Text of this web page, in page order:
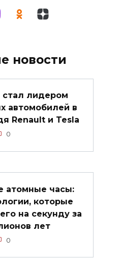
новости
стал лидером
автомобилей в
Renault и Tesla
0
атомные часы:
которые
на секунду за
лет
0